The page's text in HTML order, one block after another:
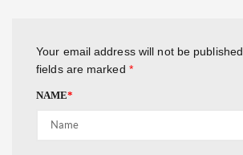
Your email address will not be published.
fields are marked *
NAME*